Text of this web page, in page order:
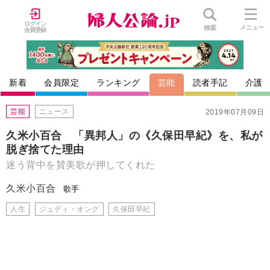
ログイン
会員登録
検索 メニュー
新着 会員限定 ランキング 芸能 読者手記 介護
2019年07月09日
芸能 ニュース
久米小百合 「異邦人」の《久保田早紀》を、私が
脱ぎ捨てた理由
迷う背中を賛美歌が押してくれた
久米小百合 歌手
人生 ジュディ・オング 久保田早紀